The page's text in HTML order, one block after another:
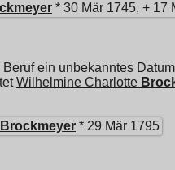
* 30 Mär 1745, + 17
Beruf ein unbekanntes Datum
Wilhelmine Charlotte
Brockmeyer * 29 Mär 1795